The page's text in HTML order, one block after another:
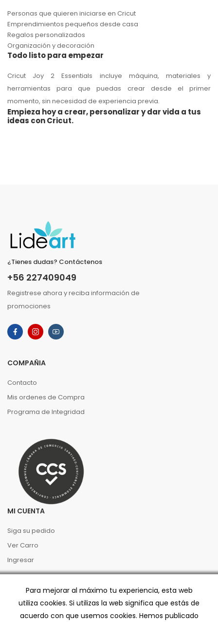
Personas que quieren iniciarse en Cricut
Emprendimientos pequeños desde casa
Regalos personalizados
Organización y decoración
Todo listo para empezar
Cricut Joy 2 Essentials incluye máquina, materiales y
herramientas para que puedas crear desde el primer
momento, sin necesidad de experiencia previa.
Empieza hoy a crear, personalizar y dar vida a tus
ideas con Cricut.
¿Tienes dudas? Contáctenos
+56 227409049
Registrese ahora y reciba información de
promociones
COMPAÑIA
Contacto
Mis ordenes de Compra
Programa de Integridad
MI CUENTA
Siga su pedido
Ver Carro
Ingresar
PREGUNTAS FRECUENTES
Términos y Condiciones
Para mejorar al máximo tu experiencia, esta web
utiliza cookies. Si utilizas la web significa que estás de
acuerdo con que usemos cookies. Hemos publicado